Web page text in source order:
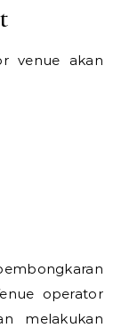
venue akan
operator
melakukan